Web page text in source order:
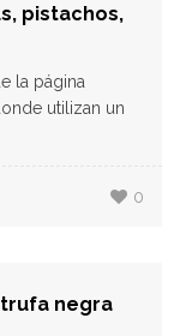
pistachos,
la página
utilizan un
0
negra